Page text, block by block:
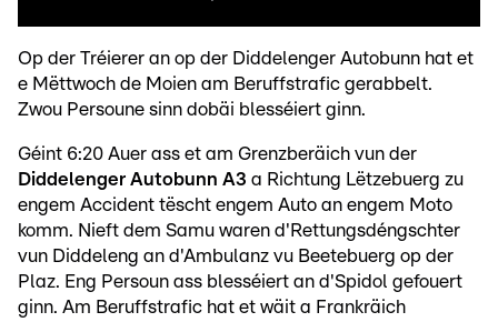
Op der Tréierer an op der Diddelenger Autobunn hat et
e Mëttwoch de Moien am Beruffstrafic gerabbelt.
Zwou Persoune sinn dobäi blesséiert ginn.
Géint 6:20 Auer ass et am Grenzberäich vun der
Diddelenger Autobunn A3 a Richtung Lëtzebuerg zu
engem Accident tëscht engem Auto an engem Moto
komm. Nieft dem Samu waren d'Rettungsdéngschter
vun Diddeleng an d'Ambulanz vu Beetebuerg op der
Plaz. Eng Persoun ass blesséiert an d'Spidol gefouert
ginn. Am Beruffstrafic hat et wäit a Frankräich